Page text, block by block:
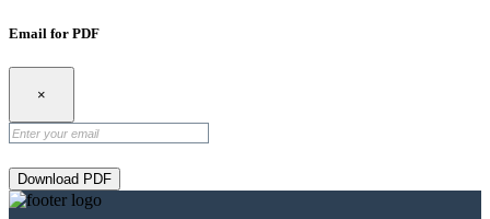
Email for PDF
×
Download PDF